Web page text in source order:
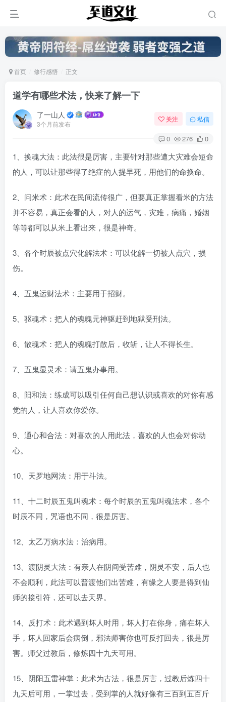
首页 修行感悟 正文
道学有哪些术法，快来了解一下
了一山人
3个月前发布
关注 私信
0 276 0
‌1、换魂大法：此法很是厉害，主要针对那些遭大灾难会短命
的人，可以让那些得了绝症的人提早死，用他们的命换命。
2、问米术：此术在民间流传很广，但要真正掌握看米的方法
并不容易，真正会看的人，对人的运气，灾难，病痛，婚姻
等等都可以从米上看出来，很是神奇。
3、各个时辰被点穴化解法术：可以化解一切被人点穴，损
伤。
4、五鬼运财法术：主要用于招财。
5、驱魂术：把人的魂魄元神驱赶到地狱受刑法。
6、散魂术：把人的魂魄打散后，收斩，让人不得长生。
7、五鬼显灵术：请五鬼办事用。
8、阳和法：练成可以吸引任何自己想认识或喜欢的对你有感
觉的人，让人喜欢你爱你。
9、通心和合法：对喜欢的人用此法，喜欢的人也会对你动
心。
10、天罗地网法：用于斗法。
11、十二时辰五鬼叫魂术：每个时辰的五鬼叫魂法术，各个
时辰不同，咒语也不同，很是厉害。
12、太乙万病水法：治病用。
13、渡阴灵大法：有亲人在阴间受苦难，阴灵不安，后人也
不会顺利，此法可以普渡他们出苦难，有缘之人要是得到仙
师的接引符，还可以去天界。
14、反打术：此术遇到坏人时用，坏人打在你身，痛在坏人
手，坏人回家后会病倒，邪法师害你也可反打回去，很是厉
害。师父过教后，修炼四十九天可用。
15、阴阳五雷神掌：此术为古法，很是厉害，过教后炼四十
九天后可用，一掌过去，受到掌的人就好像有三百到五百斤